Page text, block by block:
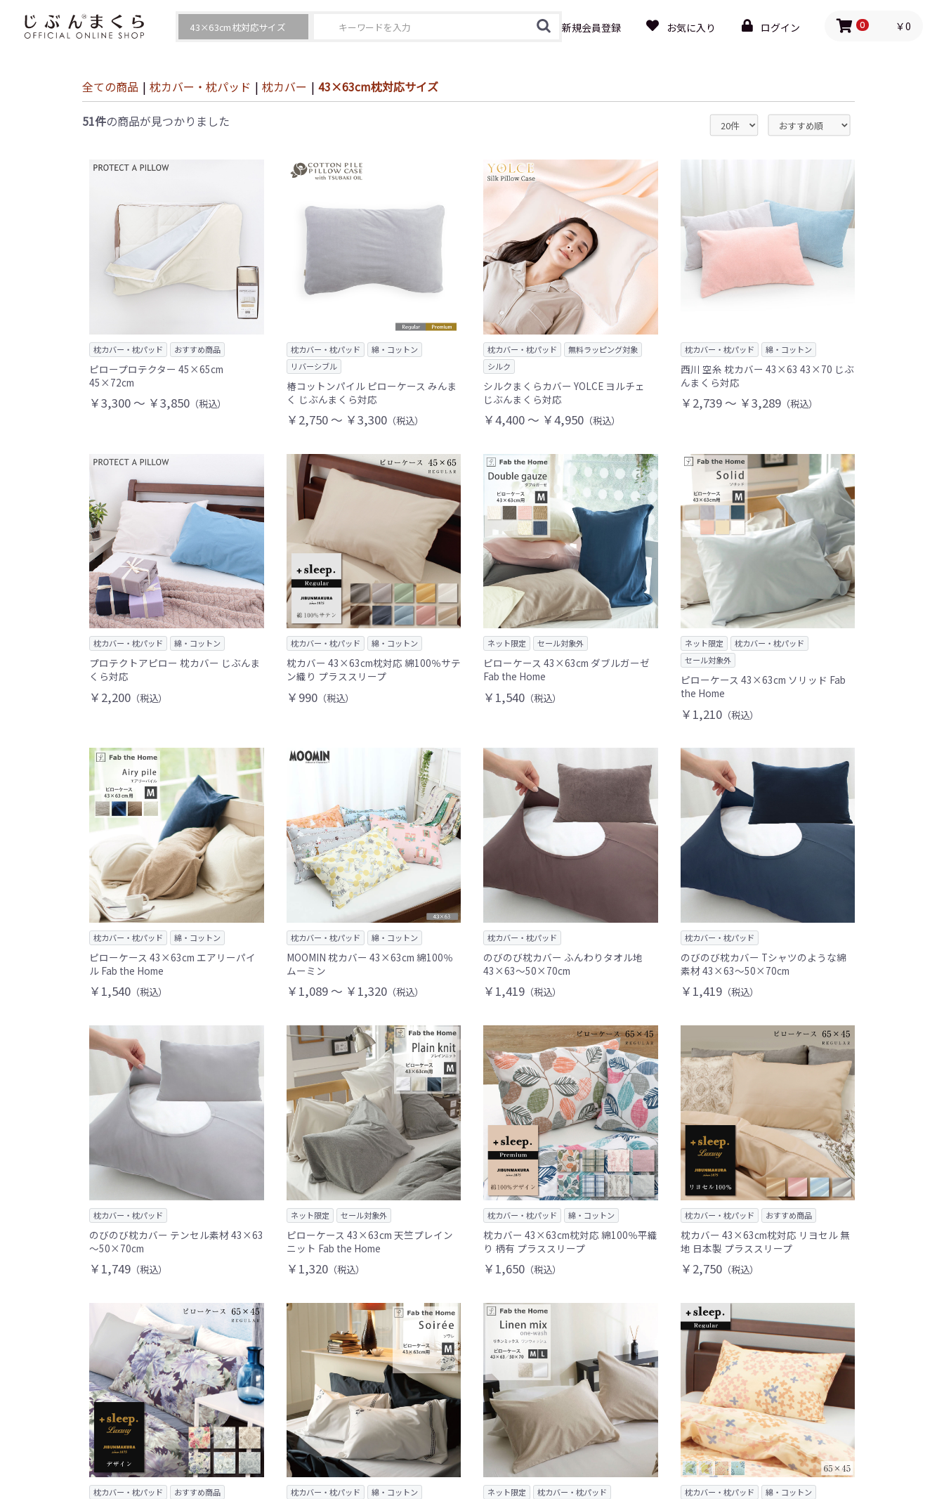
新規会員登録 お気に入り ログイン 0 ￥0
全ての商品 | 枕カバー・枕パッド | 枕カバー | 43×63cm枕対応サイズ
51件の商品が見つかりました
枕カバー・枕パッド おすすめ商品
ピロープロテクター 45×65cm
45×72cm
￥3,300 ～ ￥3,850 （税込）
枕カバー・枕パッド
綿・コットン
リバーシブル
椿コットンパイル ピローケース みんま
く じぶんまくら対応
￥2,750 ～ ￥3,300（税込）
枕カバー・枕パッド
無料ラッピング対象
シルク
シルクまくらカバー YOLCE ヨルチェ
じぶんまくら対応
￥4,400 ～ ￥4,950 （税込）
枕カバー・枕パッド 綿・コットン
西川 空糸 枕カバー 43×63 43×70 じぶ
んまくら対応
￥2,739 ～ ￥3,289（税込）
枕カバー・枕パッド 綿・コットン
プロテクトアピロー 枕カバー じぶんま
くら対応
￥2,200 （税込）
枕カバー・枕パッド 綿・コットン
枕カバー 43×63cm枕対応 綿100％サテ
ン織り プラススリープ
￥990（税込）
ネット限定 セール対象外
ピローケース 43×63cm ダブルガーゼ
Fab the Home
￥1,540 （税込）
ネット限定
枕カバー・枕パッド
セール対象外
ピローケース 43×63cm ソリッド Fab
the Home
￥1,210（税込）
枕カバー・枕パッド 綿・コットン
ピローケース 43×63cm エアリーパイ
ル Fab the Home
￥1,540 （税込）
枕カバー・枕パッド 綿・コットン
MOOMIN 枕カバー 43×63cm 綿100％
ムーミン
￥1,089 ～ ￥1,320（税込）
枕カバー・枕パッド
のびのび枕カバー ふんわりタオル地
43×63～50×70cm
￥1,419 （税込）
枕カバー・枕パッド
のびのび枕カバー Tシャツのような綿
素材 43×63～50×70cm
￥1,419（税込）
枕カバー・枕パッド
のびのび枕カバー テンセル素材 43×63
～50×70cm
￥1,749 （税込）
ネット限定 セール対象外
ピローケース 43×63cm 天竺プレイン
ニット Fab the Home
￥1,320（税込）
枕カバー・枕パッド 綿・コットン
枕カバー 43×63cm枕対応 綿100％平織
り 柄有 プラススリープ
￥1,650 （税込）
枕カバー・枕パッド おすすめ商品
枕カバー 43×63cm枕対応 リヨセル 無
地 日本製 プラススリープ
￥2,750（税込）
枕カバー・枕パッド おすすめ商品 枕カバー・枕パッド 綿・コットン ネット限定
枕カバー・枕パッド
枕カバー・枕パッド 綿・コットン